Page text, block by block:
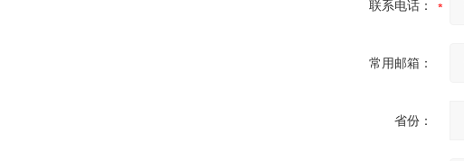
联系电话：
常用邮箱：
省份：